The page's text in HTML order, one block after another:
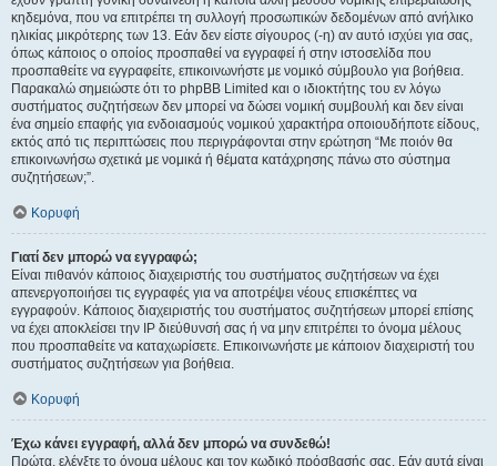
κηδεμόνα, που να επιτρέπει τη συλλογή προσωπικών δεδομένων από ανήλικο
ηλικίας μικρότερης των 13. Εάν δεν είστε σίγουρος (-η) αν αυτό ισχύει για σας,
όπως κάποιος ο οποίος προσπαθεί να εγγραφεί ή στην ιστοσελίδα που
προσπαθείτε να εγγραφείτε, επικοινωνήστε με νομικό σύμβουλο για βοήθεια.
Παρακαλώ σημειώστε ότι το phpBB Limited και ο ιδιοκτήτης του εν λόγω
συστήματος συζητήσεων δεν μπορεί να δώσει νομική συμβουλή και δεν είναι
ένα σημείο επαφής για ενδοιασμούς νομικού χαρακτήρα οποιουδήποτε είδους,
εκτός από τις περιπτώσεις που περιγράφονται στην ερώτηση “Με ποιόν θα
επικοινωνήσω σχετικά με νομικά ή θέματα κατάχρησης πάνω στο σύστημα
συζητήσεων;”.
Κορυφή
Γιατί δεν μπορώ να εγγραφώ;
Είναι πιθανόν κάποιος διαχειριστής του συστήματος συζητήσεων να έχει
απενεργοποιήσει τις εγγραφές για να αποτρέψει νέους επισκέπτες να
εγγραφούν. Κάποιος διαχειριστής του συστήματος συζητήσεων μπορεί επίσης
να έχει αποκλείσει την IP διεύθυνσή σας ή να μην επιτρέπει το όνομα μέλους
που προσπαθείτε να καταχωρίσετε. Επικοινωνήστε με κάποιον διαχειριστή του
συστήματος συζητήσεων για βοήθεια.
Κορυφή
Έχω κάνει εγγραφή, αλλά δεν μπορώ να συνδεθώ!
Πρώτα, ελέγξτε το όνομα μέλους και τον κωδικό πρόσβασής σας. Εάν αυτά είναι